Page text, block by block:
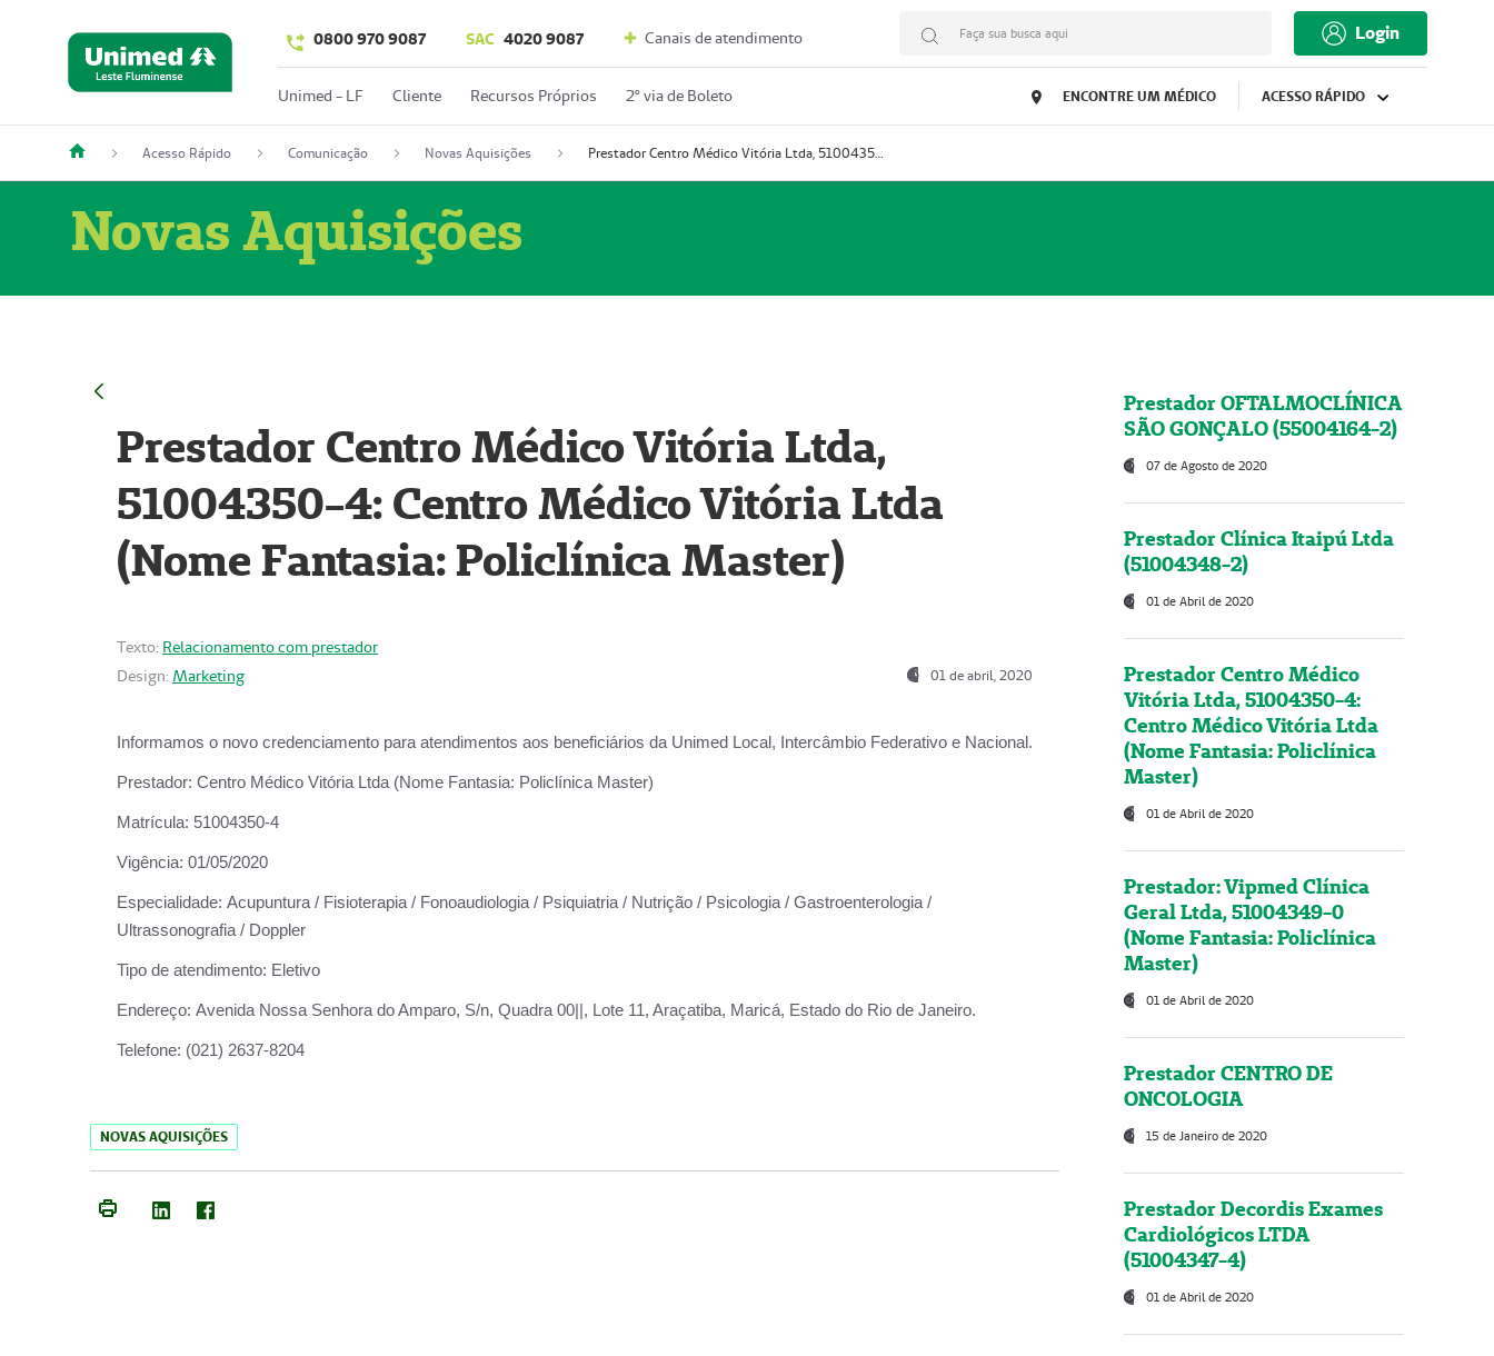
0800 970 9087 SAC 4020 9087 Canais de atendimento Faça sua busca aqui Login
Unimed - LF Cliente Recursos Próprios 2º via de Boleto ENCONTRE UM MÉDICO ACESSO RÁPIDO
Acesso Rápido Comunicação Novas Aquisições Prestador Centro Médico Vitória Ltda, 51004350-4: Centro Médico Vitória Ltda (Nome Fantasia: Policlínica Master)
Novas Aquisições
Prestador Centro Médico Vitória Ltda,
51004350-4: Centro Médico Vitória Ltda
(Nome Fantasia: Policlínica Master)
Texto: Relacionamento com prestador
Design: Marketing 01 de abril, 2020
Informamos o novo credenciamento para atendimentos aos beneficiários da Unimed Local, Intercâmbio Federativo e Nacional.
Prestador: Centro Médico Vitória Ltda (Nome Fantasia: Policlínica Master)
Matrícula: 51004350-4
Vigência: 01/05/2020
Especialidade: Acupuntura / Fisioterapia / Fonoaudiologia / Psiquiatria / Nutrição / Psicologia / Gastroenterologia /
Ultrassonografia / Doppler
Tipo de atendimento: Eletivo
Endereço: Avenida Nossa Senhora do Amparo, S/n, Quadra 00||, Lote 11, Araçatiba, Maricá, Estado do Rio de Janeiro.
Telefone: (021) 2637-8204
NOVAS AQUISIÇÕES
Prestador OFTALMOCLÍNICA
SÃO GONÇALO (55004164-2)
07 de Agosto de 2020
Prestador Clínica Itaipú Ltda
(51004348-2)
01 de Abril de 2020
Prestador Centro Médico
Vitória Ltda, 51004350-4:
Centro Médico Vitória Ltda
(Nome Fantasia: Policlínica
Master)
01 de Abril de 2020
Prestador: Vipmed Clínica
Geral Ltda, 51004349-0
(Nome Fantasia: Policlínica
Master)
01 de Abril de 2020
Prestador CENTRO DE
ONCOLOGIA
15 de Janeiro de 2020
Prestador Decordis Exames
Cardiológicos LTDA
(51004347-4)
01 de Abril de 2020